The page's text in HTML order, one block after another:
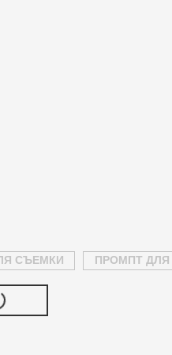
СЪЕМКИ ПРОМПТ ДЛЯ